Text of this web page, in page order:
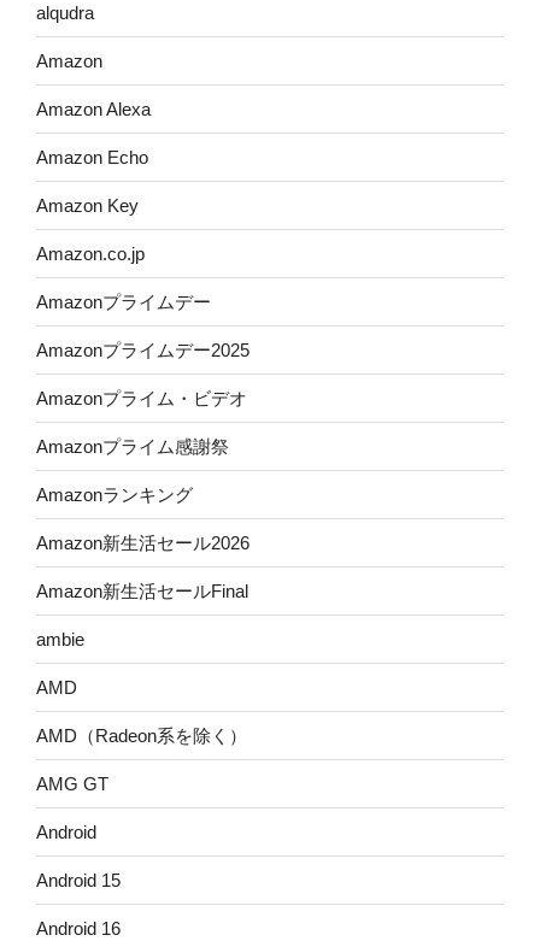
alqudra
Amazon
Amazon Alexa
Amazon Echo
Amazon Key
Amazon.co.jp
Amazonプライムデー
Amazonプライムデー2025
Amazonプライム・ビデオ
Amazonプライム感謝祭
Amazonランキング
Amazon新生活セール2026
Amazon新生活セールFinal
ambie
AMD
AMD（Radeon系を除く）
AMG GT
Android
Android 15
Android 16